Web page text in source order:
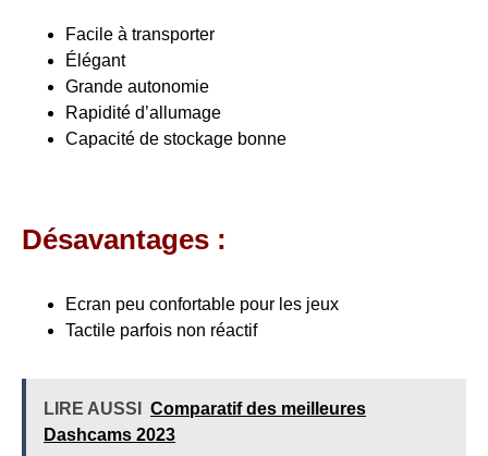
Facile à transporter
Élégant
Grande autonomie
Rapidité d’allumage
Capacité de stockage bonne
Désavantages :
Ecran peu confortable pour les jeux
Tactile parfois non réactif
LIRE AUSSI
Comparatif des meilleures
Dashcams 2023